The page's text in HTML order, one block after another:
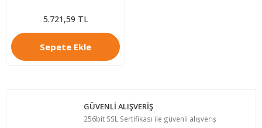
5.721,59 TL
Sepete Ekle
GÜVENLİ ALIŞVERİŞ
256bit SSL Sertifikası ile güvenli alışveriş